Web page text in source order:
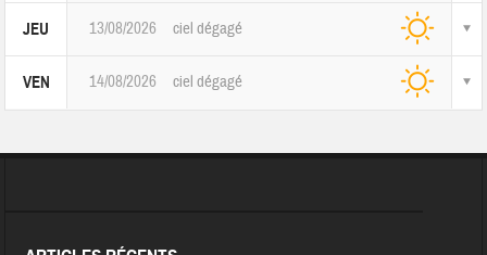
JEU 13/08/2026 ciel dégagé
VEN 14/08/2026 ciel dégagé